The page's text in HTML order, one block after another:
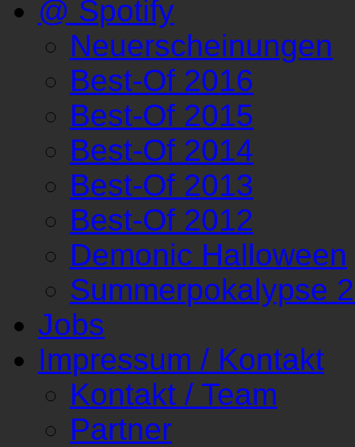
@ Spotify
Neuerscheinungen
Best-Of 2016
Best-Of 2015
Best-Of 2014
Best-Of 2013
Best-Of 2012
Demonic Halloween
Summerpokalypse
Jobs
Impressum / Kontakt
Kontakt / Team
Partner